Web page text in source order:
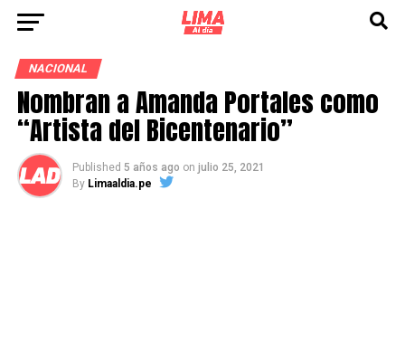
NACIONAL
Nombran a Amanda Portales como
“Artista del Bicentenario”
Published 5 años ago on julio 25, 2021
By Limaaldia.pe